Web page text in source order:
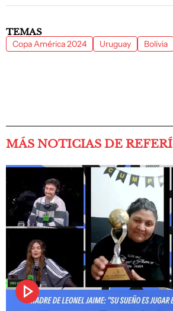
TEMAS
Copa América 2024 Uruguay Bolivia
MÁS NOTICIAS DE REFERÍ